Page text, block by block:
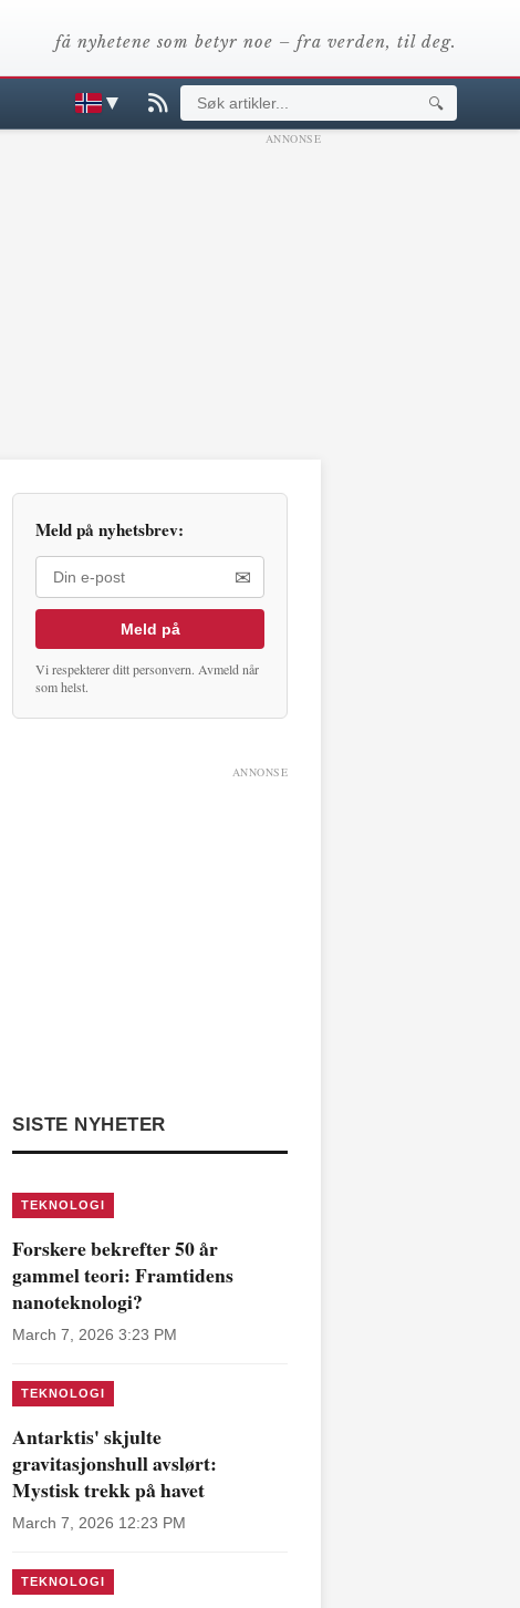
få nyhetene som betyr noe – fra verden, til deg.
▼ 🔍
ANNONSE
Meld på nyhetsbrev:
✉
Meld på
Vi respekterer ditt personvern. Avmeld når
som helst.
ANNONSE
SISTE NYHETER
TEKNOLOGI
Forskere bekrefter 50 år
gammel teori: Framtidens
nanoteknologi?
March 7, 2026 3:23 PM
TEKNOLOGI
Antarktis' skjulte
gravitasjonshull avslørt:
Mystisk trekk på havet
March 7, 2026 12:23 PM
TEKNOLOGI